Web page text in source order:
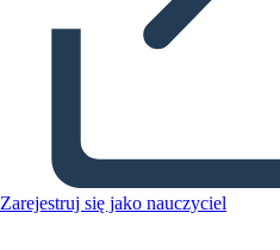
Zarejestruj się jako nauczyciel